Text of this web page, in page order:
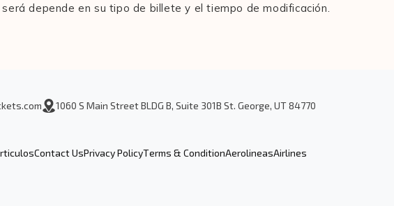
depende en su tipo de billete y el tiempo de modificación.
1060 S Main Street BLDG B, Suite 301B St. George, UT 84770
Contact UsPrivacy PolicyTerms & ConditionAerolineasAirlines